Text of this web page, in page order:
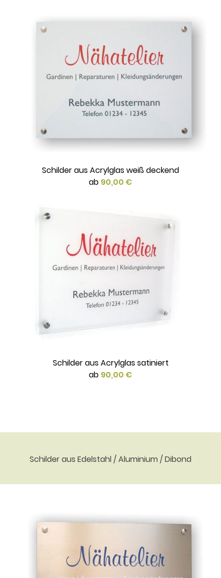
Schilder aus Acrylglas weiß deckend
ab 90,00 €
Schilder aus Acrylglas satiniert
ab 90,00 €
Schilder aus Edelstahl / Aluminium / Dibond